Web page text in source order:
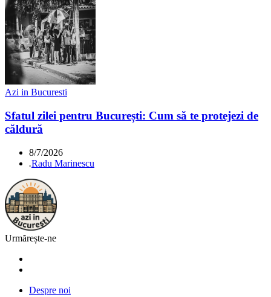
Azi in Bucuresti
Sfatul zilei pentru București: Cum să te protejezi de
căldură
8/7/2026
.Radu Marinescu
Urmărește-ne
Despre noi